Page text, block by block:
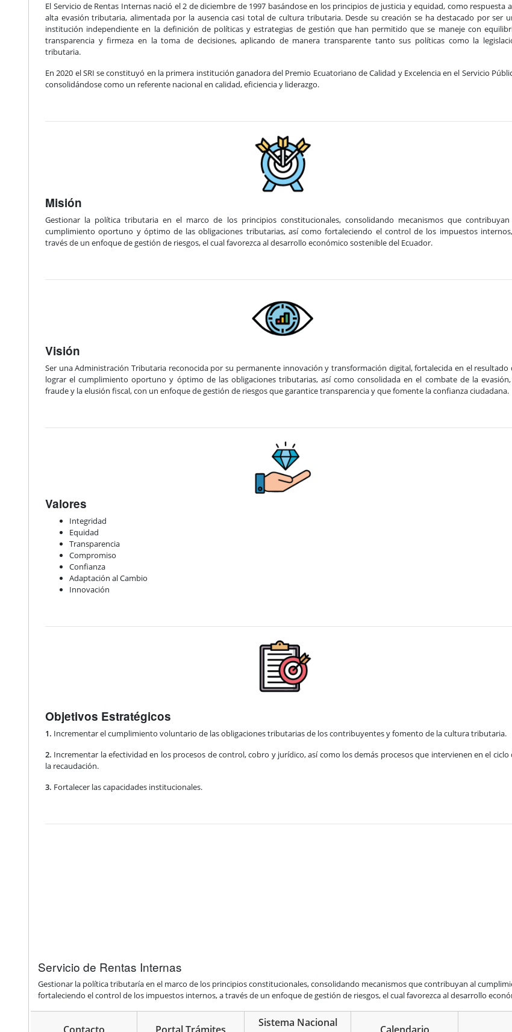
El Servicio de Rentas Internas nació el 2 de diciembre de 1997 basándose en los principios de justicia y equidad, como respuesta
alta evasión tributaria, alimentada por la ausencia casi total de cultura tributaria. Desde su creación se ha destacado por ser
institución independiente en la definición de políticas y estrategias de gestión que han permitido que se maneje con
transparencia y firmeza en la toma de decisiones, aplicando de manera transparente tanto sus políticas como la
tributaria.
En 2020 el SRI se constituyó en la primera institución ganadora del Premio Ecuatoriano de Calidad y Excelencia en el Servicio
consolidándose como un referente nacional en calidad, eficiencia y liderazgo.
Misión
Gestionar la política tributaria en el marco de los principios constitucionales, consolidando mecanismos que
cumplimiento oportuno y óptimo de las obligaciones tributarias, así como fortaleciendo el control de los impuestos
través de un enfoque de gestión de riesgos, el cual favorezca al desarrollo económico sostenible del Ecuador.
Visión
Ser una Administración Tributaria reconocida por su permanente innovación y transformación digital, fortalecida en el resultado
lograr el cumplimiento oportuno y óptimo de las obligaciones tributarias, así como consolidada en el combate de la
fraude y la elusión fiscal, con un enfoque de gestión de riesgos que garantice transparencia y que fomente la confianza ciudadana.
Valores
Integridad
Equidad
Transparencia
Compromiso
Confianza
Adaptación al Cambio
Innovación
Objetivos Estratégicos
1. Incrementar el cumplimiento voluntario de las obligaciones tributarias de los contribuyentes y fomento de la cultura tributaria.
2. Incrementar la efectividad en los procesos de control, cobro y jurídico, así como los demás procesos que intervienen en el ciclo
la recaudación.
3. Fortalecer las capacidades institucionales.
Servicio de Rentas Internas
Gestionar la política tributaría en el marco de los principios constitucionales, consolidando mecanismos que contribuyan al
fortaleciendo el control de los impuestos internos, a través de un enfoque de gestión de riesgos, el cual favorezca al desarrollo
Sistema Nacional